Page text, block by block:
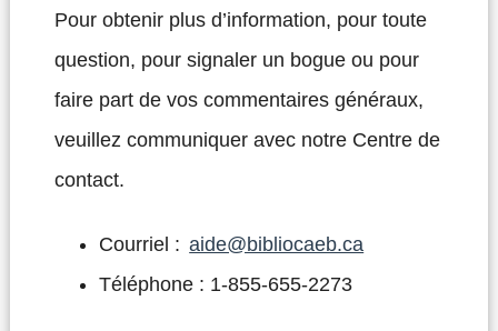
Pour obtenir plus d’information, pour toute
question, pour signaler un bogue ou pour
faire part de vos commentaires généraux,
veuillez communiquer avec notre Centre de
contact.
Courriel : aide@bibliocaeb.ca
Téléphone : 1-855-655-2273